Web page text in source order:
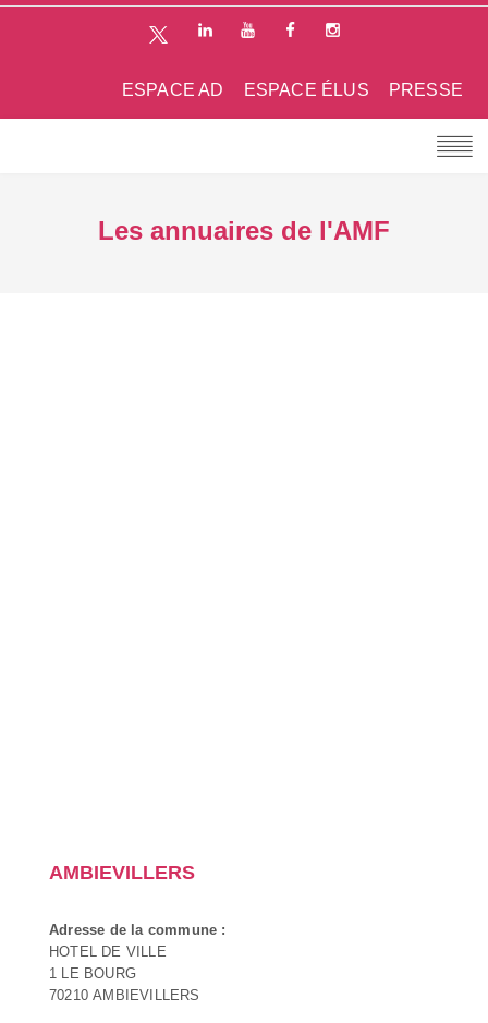
PRESSE
ESPACE ÉLUS
ESPACE AD
Les annuaires de l'AMF
AMBIEVILLERS
Adresse de la commune :
HOTEL DE VILLE
1 LE BOURG
70210 AMBIEVILLERS